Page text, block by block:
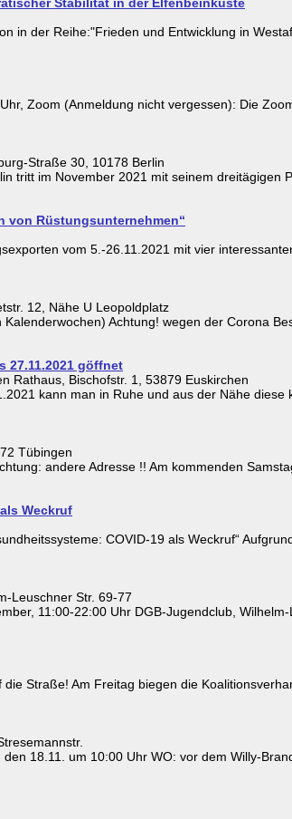
in der Reihe:"Frieden und Entwicklung in
Zoom (Anmeldung nicht vergessen): Die
Straße 30, 10178 Berlin
tritt im November 2021 mit seinem dreitägigen
von Rüstungsunternehmen“
vom 5.-26.11.2021 mit vier
12, Nähe U Leopoldplatz
Achtung! wegen der Corona
27.11.2021 göffnet
Rathaus, Bischofstr. 1, 53879 Euskirchen
kann man in Ruhe und aus der Nähe
Tübingen
andere Adresse !! Am kommenden
Weckruf
COVID-19 als Weckruf“
Leuschner Str. 69-77
11:00-22:00 Uhr DGB-Jugendclub,
Straße! Am Freitag biegen die
18.11. um 10:00 Uhr WO: vor dem Willy-